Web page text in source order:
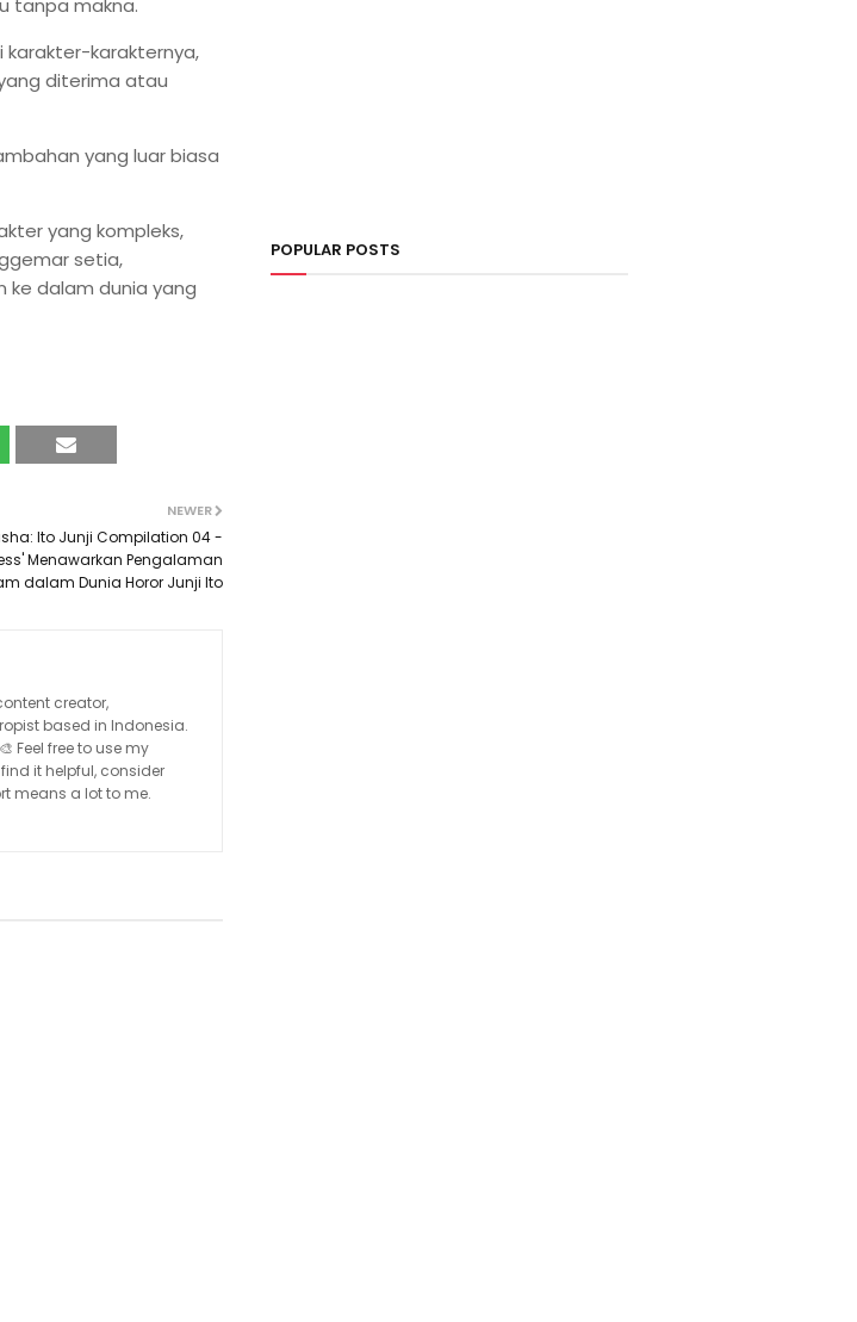
tanpa makna.
karakter-karakternya,
diterima atau
yang luar biasa
yang kompleks,
setia,
ke dalam dunia yang
NEWER
Ito Junji Compilation 04 -
Menawarkan Pengalaman
dalam Dunia Horor Junji Ito
creator,
based in Indonesia.
Feel free to use my
it helpful, consider
means a lot to me.
POPULAR POSTS